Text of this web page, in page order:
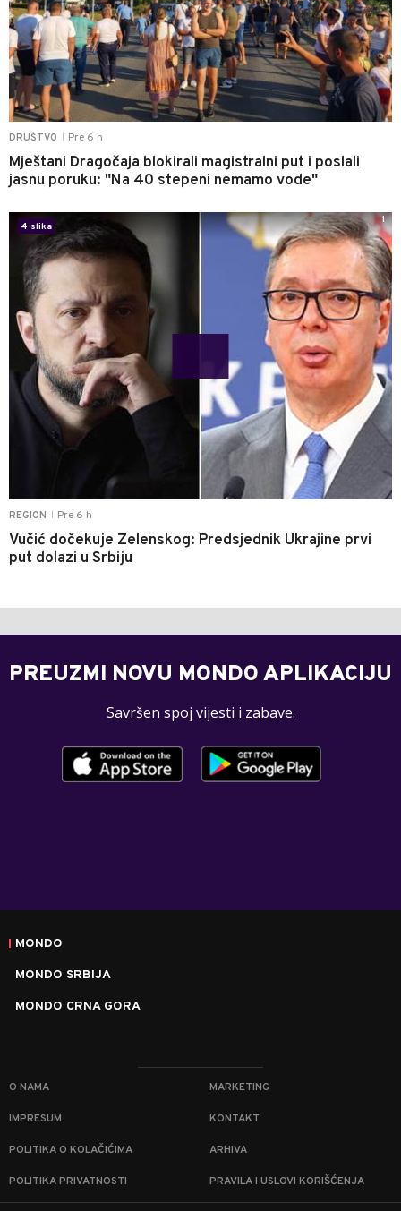
DRUŠTVO Pre 6 h
Mještani Dragočaja blokirali magistralni put i poslali
jasnu poruku: "Na 40 stepeni nemamo vode"
REGION Pre 6 h
Vučić dočekuje Zelenskog: Predsjednik Ukrajine prvi
put dolazi u Srbiju
4 slika
1
PREUZMI NOVU MONDO APLIKACIJU
Savršen spoj vijesti i zabave.
MONDO
MONDO SRBIJA
MONDO CRNA GORA
O NAMA MARKETING
IMPRESUM KONTAKT
POLITIKA O KOLAČIĆIMA ARHIVA
POLITIKA PRIVATNOSTI PRAVILA I USLOVI KORIŠĆENJA